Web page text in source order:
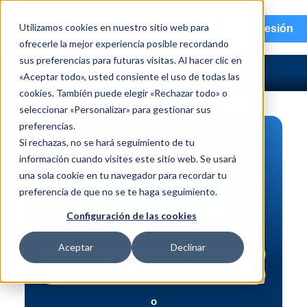
Utilizamos cookies en nuestro sitio web para
ofrecerle la mejor experiencia posible recordando
sus preferencias para futuras visitas. Al hacer clic en
«Aceptar todo», usted consiente el uso de todas las
cookies. También puede elegir «Rechazar todo» o
seleccionar «Personalizar» para gestionar sus
preferencias.
Si rechazas, no se hará seguimiento de tu
información cuando visites este sitio web. Se usará
una sola cookie en tu navegador para recordar tu
preferencia de que no se te haga seguimiento.
Configuración de las cookies
Aceptar Declinar
menu Iniciar sesión
BÚSQUEDA DE PIEZAS
Vehículo | NIV
Pieza | N.º de intercambio
o